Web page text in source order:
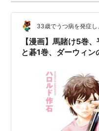
ドラム：レヴォン・ヘ
ベース：リック・ダンコ
オルガン：ガース・ハド
ツインキーボード体制
スト・ワルツ」ととし
手で映画化された。フ
代表するバンドと思わ
ンは極めてR&B色が強
は、ガース・ハドソン
33歳でうつ病を発症し
【漫画】馬賭け5巻
と碁1巻、ダーウィ
解りません だから静
THE BAND4巻、